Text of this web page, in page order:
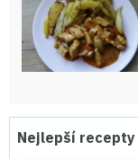
Nejlepší recepty